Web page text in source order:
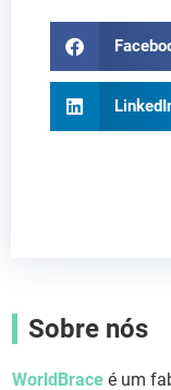
Sobre nós
WorldBrace é um